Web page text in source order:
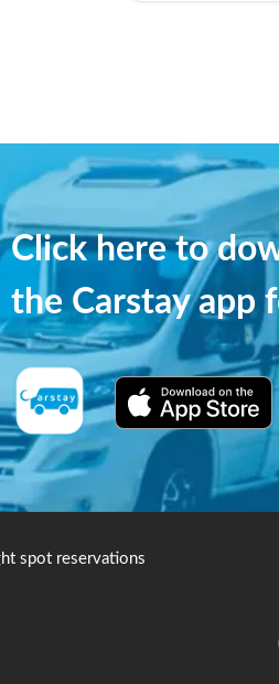
Click here to
the Carstay app
spot reservations